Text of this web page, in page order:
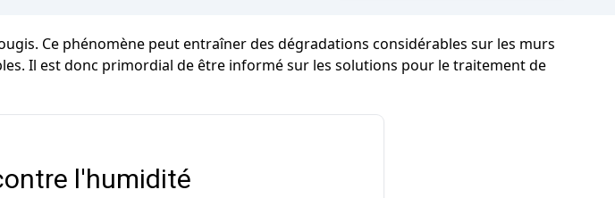
Ce phénomène peut entraîner des dégradations considérables sur les murs
Il est donc primordial de être informé sur les solutions pour le traitement de
l'humidité